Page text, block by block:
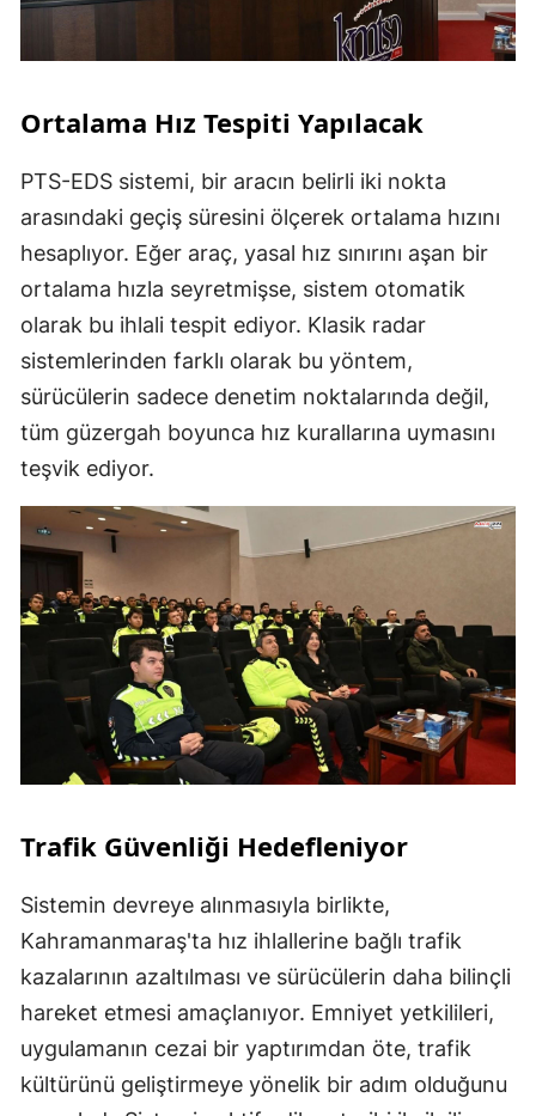
Ortalama Hız Tespiti Yapılacak
PTS-EDS sistemi, bir aracın belirli iki nokta
arasındaki geçiş süresini ölçerek ortalama hızını
hesaplıyor. Eğer araç, yasal hız sınırını aşan bir
ortalama hızla seyretmişse, sistem otomatik
olarak bu ihlali tespit ediyor. Klasik radar
sistemlerinden farklı olarak bu yöntem,
sürücülerin sadece denetim noktalarında değil,
tüm güzergah boyunca hız kurallarına uymasını
teşvik ediyor.
Trafik Güvenliği Hedefleniyor
Sistemin devreye alınmasıyla birlikte,
Kahramanmaraş'ta hız ihlallerine bağlı trafik
kazalarının azaltılması ve sürücülerin daha bilinçli
hareket etmesi amaçlanıyor. Emniyet yetkilileri,
uygulamanın cezai bir yaptırımdan öte, trafik
kültürünü geliştirmeye yönelik bir adım olduğunu